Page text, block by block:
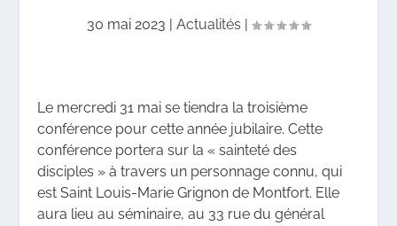
30 mai 2023 | Actualités |
Le mercredi 31 mai se tiendra la troisième
conférence pour cette année jubilaire. Cette
conférence portera sur la « sainteté des
disciples » à travers un personnage connu, qui
est Saint Louis-Marie Grignon de Montfort. Elle
aura lieu au séminaire, au 33 rue du général